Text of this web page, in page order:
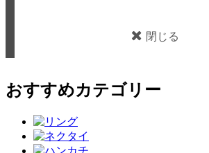
閉じる
おすすめカテゴリー